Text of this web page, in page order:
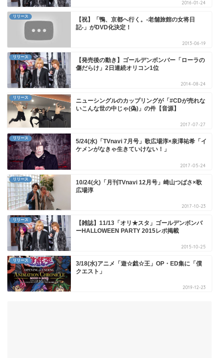
2016-01-24
リリース
【祝】「鴨、京都へ行く。-老舗旅館の女将日
記-」がDVD化決定！
2013-06-19
リリース
【発売後の動き】ゴールデンボンバー「ローラの
傷だらけ」2日連続オリコン1位
2014-08-24
リリース
ニューシングルのカップリングが「#CDが売れな
いこんな世の中じゃ(偽)」の件【音源】
2017-07-27
リリース
5/24(水)「TVnavi 7月号」歌広場淳×泉澤祐希「イ
ケメンがなきゃ生きていけない！」
2017-05-24
リリース
10/24(火)「月刊TVnavi 12月号」崎山つばさ×歌
広場淳
2017-10-23
リリース
【雑誌】11/13「オリ★スタ」ゴールデンボンバ
ーHALLOWEEN PARTY 2015レポ掲載
2015-10-25
リリース
3/18(水)アニメ「遊☆戯☆王」OP・ED集に「僕
クエスト」
2019-12-23